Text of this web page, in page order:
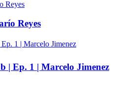
Reyes
| Ep. 1 | Marcelo Jimenez